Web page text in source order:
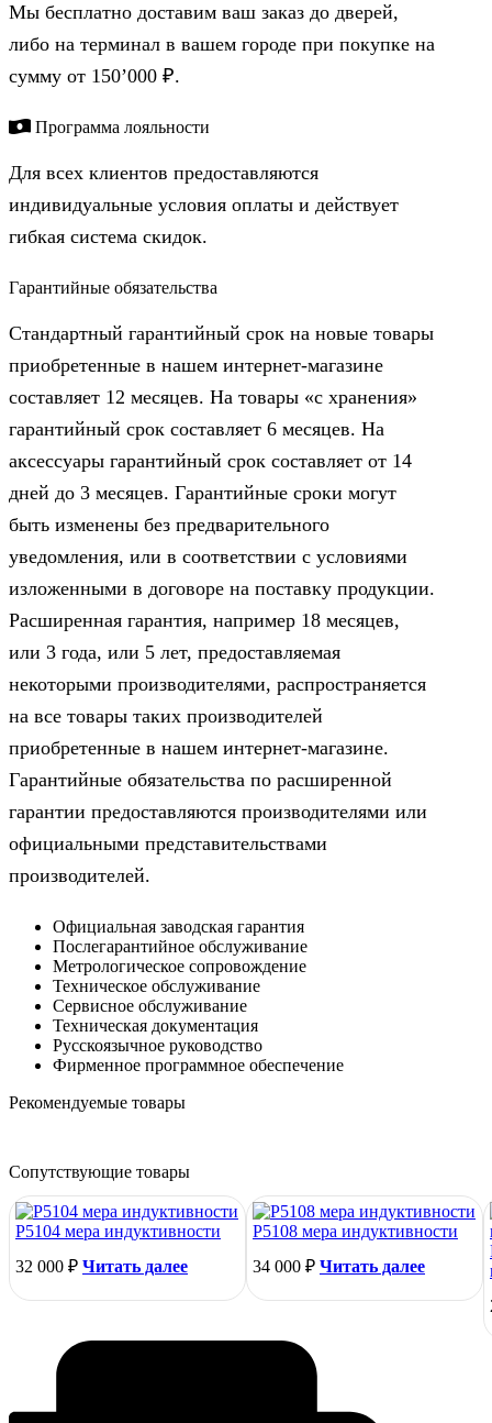
Мы бесплатно доставим ваш заказ до дверей,
либо на терминал в вашем городе при покупке на
сумму от 150’000 ₽.
Программа лояльности
Для всех клиентов предоставляются
индивидуальные условия оплаты и действует
гибкая система скидок.
Гарантийные обязательства
Стандартный гарантийный срок на новые товары
приобретенные в нашем интернет-магазине
составляет 12 месяцев. На товары «с хранения»
гарантийный срок составляет 6 месяцев. На
аксессуары гарантийный срок составляет от 14
дней до 3 месяцев. Гарантийные сроки могут
быть изменены без предварительного
уведомления, или в соответствии с условиями
изложенными в договоре на поставку продукции.
Расширенная гарантия, например 18 месяцев,
или 3 года, или 5 лет, предоставляемая
некоторыми производителями, распространяется
на все товары таких производителей
приобретенные в нашем интернет-магазине.
Гарантийные обязательства по расширенной
гарантии предоставляются производителями или
официальными представительствами
производителей.
Официальная заводская гарантия
Послегарантийное обслуживание
Метрологическое сопровождение
Техническое обслуживание
Сервисное обслуживание
Техническая документация
Русскоязычное руководство
Фирменное программное обеспечение
Рекомендуемые товары
Сопутствующие товары
Р5104 мера индуктивности
32 000 ₽ Читать далее
Р5108 мера индуктивности
34 000 ₽ Читать далее